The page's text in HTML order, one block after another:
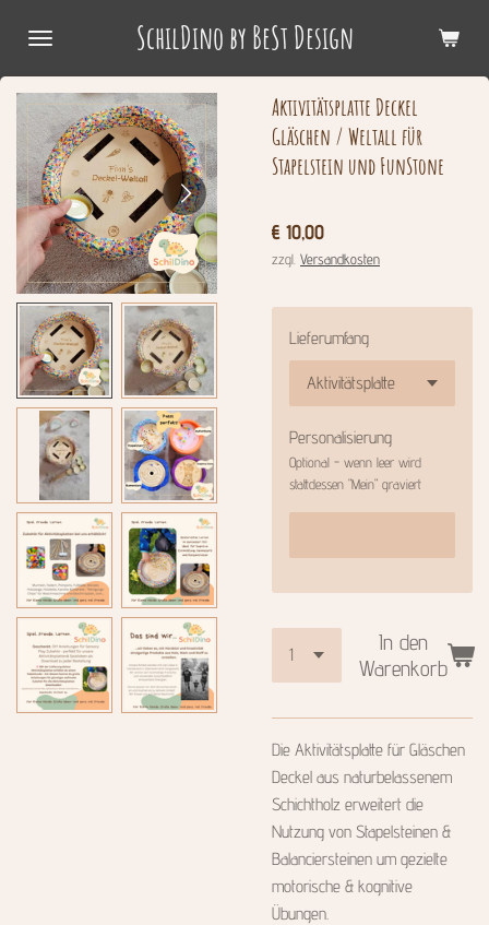
Hauptinhalt
springen
SchilDino by BeSt Design
Aktivitätsplatte Deckel
Gläschen / Weltall für
Stapelstein und FunStone
€ 10,00
zzgl. Versandkosten
Lieferumfang
Personalisierung
Optional - wenn leer wird
stattdessen "Mein" graviert
In den
Warenkorb
Die Aktivitätsplatte für Gläschen
Deckel aus naturbelassenem
Schichtholz erweitert die
Nutzung von Stapelsteinen &
Balanciersteinen um gezielte
motorische & kognitive
Übungen.